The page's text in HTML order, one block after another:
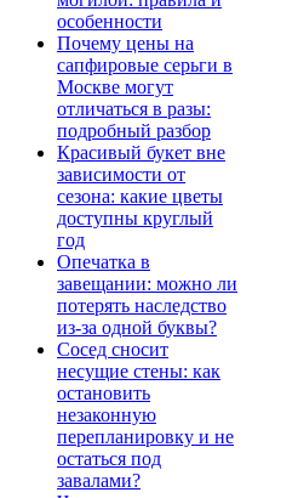
особенности
Почему цены на
сапфировые серьги в
Москве могут
отличаться в разы:
подробный разбор
Красивый букет вне
зависимости от
сезона: какие цветы
доступны круглый
год
Опечатка в
завещании: можно ли
потерять наследство
из-за одной буквы?
Сосед сносит
несущие стены: как
остановить
незаконную
перепланировку и не
остаться под
завалами?